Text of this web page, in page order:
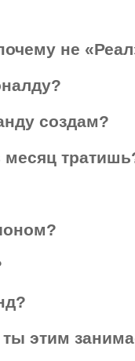
не
создам?
месяц
ты этим